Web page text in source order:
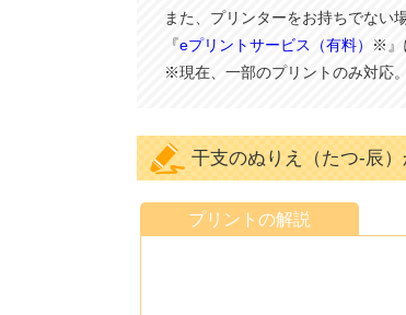
また、プリンターをお持ちでない
『eプリントサービス（有料）
※』
※現在、一部のプリントのみ対応
干支のぬりえ（たつ-辰
プリントの解説